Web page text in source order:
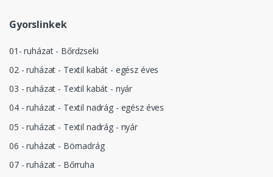
Gyorslinkek
01- ruházat - Bőrdzseki
02 - ruházat - Textil kabát - egész éves
03 - ruházat - Textil kabát - nyár
04 - ruházat - Textil nadrág - egész éves
05 - ruházat - Textil nadrág - nyár
06 - ruházat - Börnadrág
07 - ruházat - Bőrruha